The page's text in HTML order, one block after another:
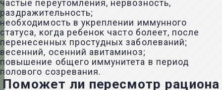
частые переутомления, нервозность,
раздражительность;
необходимость в укреплении иммунного
статуса, когда ребенок часто болеет, после
перенесенных простудных заболеваний;
весенний, осенний авитаминоз;
повышение общего иммунитета в период
полового созревания.
Поможет ли пересмотр рациона